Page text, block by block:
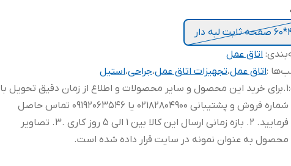
دار
: اتاق عمل
:اتاق عمل،تجهیزات اتاق عمل،جراحی،استیل
: 1.برای خرید این محصول و سایر محصولات و اطلاع از زمان دقیق تحویل با
شماره فروش و پشتیبانی 02182804900 یا 09192063546 تماس حاصل
فرمایید. 2. بازه زمانی ارسال این کالا بین 1 الی 5 روز کاری .3. تصاویر
محصول به عنوان نمونه در سایت قرار داده شده است.